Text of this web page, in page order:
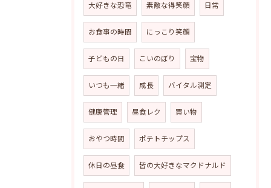
大好きな恐竜 素敵な得笑顔 日常
お食事の時間 にっこり笑顔
子どもの日 こいのぼり 宝物
いつも一緒 成長 バイタル測定
健康管理 昼食レク 買い物
おやつ時間 ポテトチップス
休日の昼食 皆の大好きなマクドナルド